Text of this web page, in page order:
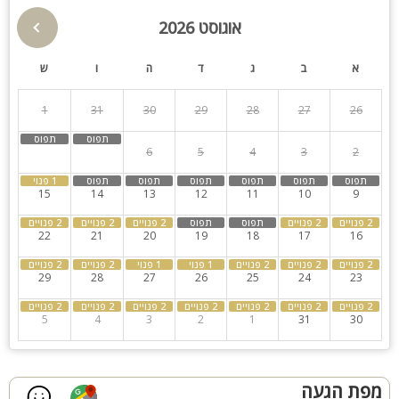
חצר עם מדשאות, שולחן פינג פונג וכדורגל, עמדת מנגל, פינת אוכל
קהל יעד
משפחות, זוגות, קבוצות והציבור הדתי.
רפאל גארדן - לינה עד 35 איש.
תאורת גן
בריכה מקורה
סאונה חצר
קבוצות גדולות חדרי שינה
אוגוסט 2026
א ב ג ד ה ו ש
26
27
28
29
30
31
1
2
3
4
5
6
9
10
11
12
13
14
15
16
17
18
19
20
21
22
23
24
25
26
27
28
29
30
31
1
2
3
4
5
מפת הגעה